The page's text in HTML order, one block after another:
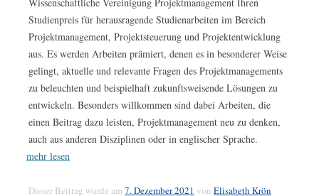
Studienpreis für herausragende Studienarbeiten im Bereich
Projektmanagement, Projektsteuerung und Projektentwicklung
aus. Es werden Arbeiten prämiert, denen es in besonderer Weise
gelingt, aktuelle und relevante Fragen des Projektmanagements
zu beleuchten und beispielhaft zukunftsweisende Lösungen zu
entwickeln. Besonders willkommen sind dabei Arbeiten, die
einen Beitrag dazu leisten, Projektmanagement neu zu denken,
auch aus anderen Disziplinen oder in englischer Sprache.
mehr lesen
Dieser Beitrag wurde am7. Dezember 2021 von Elisabeth Krön